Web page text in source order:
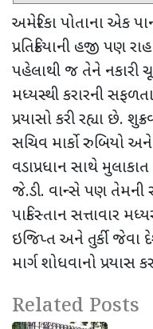
અમેરિકા પોતાના એક
પ્રતિક્રિયાની હજી પણ
પહેલાથી જ તેને નકારી
મધ્યસ્થી કરારની
પ્રયાસો કરી રહ્યા છે.
સચિવ માર્કો રુબિયો
વડાપ્રધાન સાથે
જે.ડી. વાન્સે પણ તેમની
પાકિસ્તાન સત્તાવાર
ઇજિપ્ત અને તુર્કી જેવા
માર્ગ શોધવાનો પ્રયાસ
Related Posts